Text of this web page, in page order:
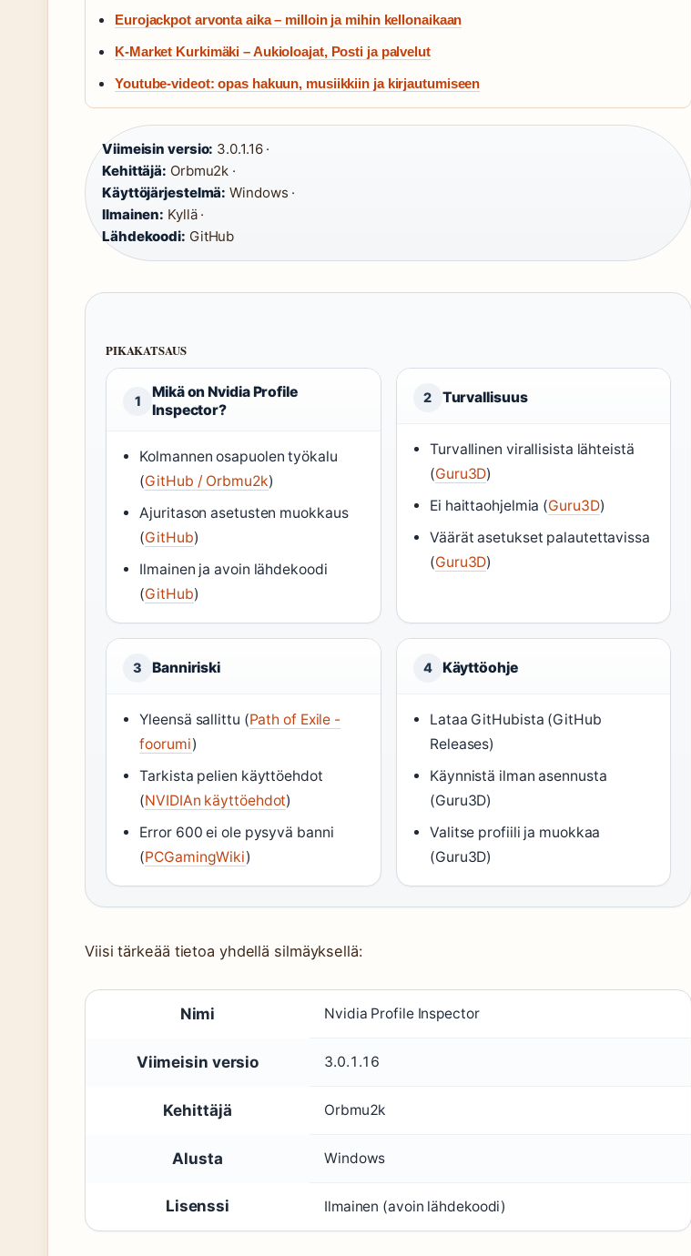
Eurojackpot arvonta aika – milloin ja mihin kellonaikaan
K-Market Kurkimäki – Aukioloajat, Posti ja palvelut
Youtube-videot: opas hakuun, musiikkiin ja kirjautumiseen
Viimeisin versio: 3.0.1.16 ·
Kehittäjä: Orbmu2k ·
Käyttöjärjestelmä: Windows ·
Ilmainen: Kyllä ·
Lähdekoodi: GitHub
PIKAKATSAUS
1
Mikä on Nvidia Profile
Inspector?
Kolmannen osapuolen työkalu
(GitHub / Orbmu2k)
Ajuritason asetusten muokkaus
(GitHub)
Ilmainen ja avoin lähdekoodi
(GitHub)
2 Turvallisuus
Turvallinen virallisista lähteistä
(Guru3D)
Ei haittaohjelmia (Guru3D)
Väärät asetukset palautettavissa
(Guru3D)
3 Banniriski
Yleensä sallittu (Path of Exile -
foorumi)
Tarkista pelien käyttöehdot
(NVIDIAn käyttöehdot)
Error 600 ei ole pysyvä banni
(PCGamingWiki)
4 Käyttöohje
Lataa GitHubista (GitHub
Releases)
Käynnistä ilman asennusta
(Guru3D)
Valitse profiili ja muokkaa
(Guru3D)
Viisi tärkeää tietoa yhdellä silmäyksellä:
Nimi Nvidia Profile Inspector
Viimeisin versio 3.0.1.16
Kehittäjä Orbmu2k
Alusta Windows
Lisenssi Ilmainen (avoin lähdekoodi)